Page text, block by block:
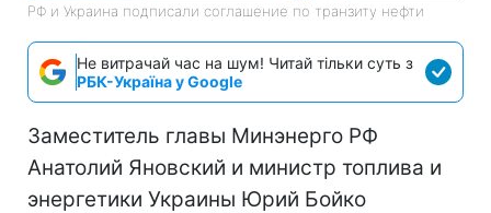
РФ и Украина подписали соглашение по транзиту нефти
Не витрачай час на шум! Читай тільки суть з
РБК-Україна у Google
Заместитель главы Минэнерго РФ
Анатолий Яновский и министр топлива и
энергетики Украины Юрий Бойко